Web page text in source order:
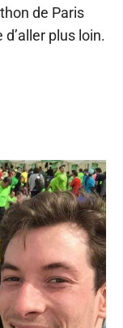
de Paris
plus loin.